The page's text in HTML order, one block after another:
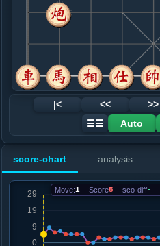
.....砲５退１
10. 炮八退一
红+3
.....砲５进１
红+3
红+2
.....砲５退１
红+3
12. 炮二进六
红+1
红+2
13. 车一平二
红+1
.....砲４平９
红+2
15. 车二进九
.....马７退８
16. 相五退三
红+1
|< << >>
☰☰
Auto
score-chart analysis
Move:1 Score5 sco-diff-